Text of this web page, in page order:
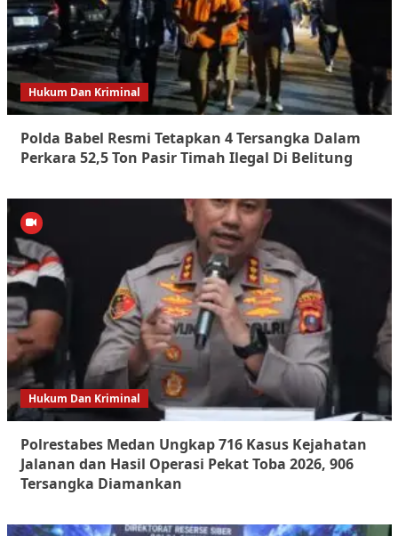
Hukum Dan Kriminal
Polda Babel Resmi Tetapkan 4 Tersangka Dalam
Perkara 52,5 Ton Pasir Timah Ilegal Di Belitung
Hukum Dan Kriminal
Polrestabes Medan Ungkap 716 Kasus Kejahatan
Jalanan dan Hasil Operasi Pekat Toba 2026, 906
Tersangka Diamankan